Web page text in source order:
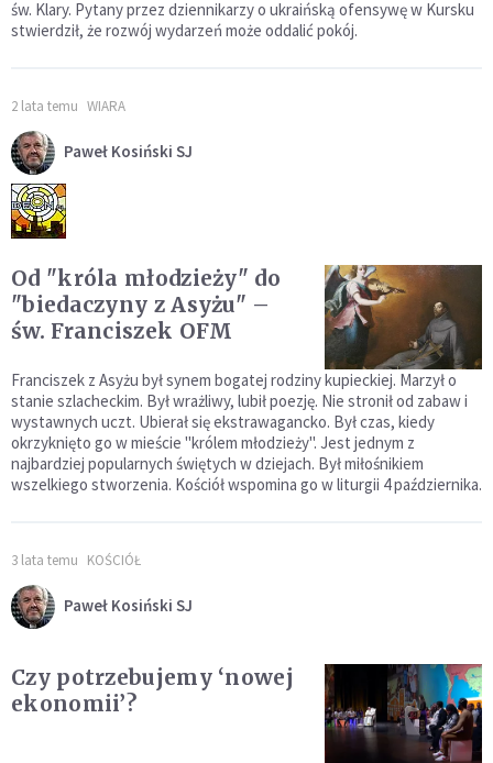
św. Klary. Pytany przez dziennikarzy o ukraińską ofensywę w Kursku
stwierdził, że rozwój wydarzeń może oddalić pokój.
2 lata temu WIARA
Paweł Kosiński SJ
Od "króla młodzieży" do
"biedaczyny z Asyżu" –
św. Franciszek OFM
Franciszek z Asyżu był synem bogatej rodziny kupieckiej. Marzył o
stanie szlacheckim. Był wrażliwy, lubił poezję. Nie stronił od zabaw i
wystawnych uczt. Ubierał się ekstrawagancko. Był czas, kiedy
okrzyknięto go w mieście "królem młodzieży". Jest jednym z
najbardziej popularnych świętych w dziejach. Był miłośnikiem
wszelkiego stworzenia. Kościół wspomina go w liturgii 4 października.
3 lata temu KOŚCIÓŁ
Paweł Kosiński SJ
Czy potrzebujemy ‘nowej
ekonomii’?